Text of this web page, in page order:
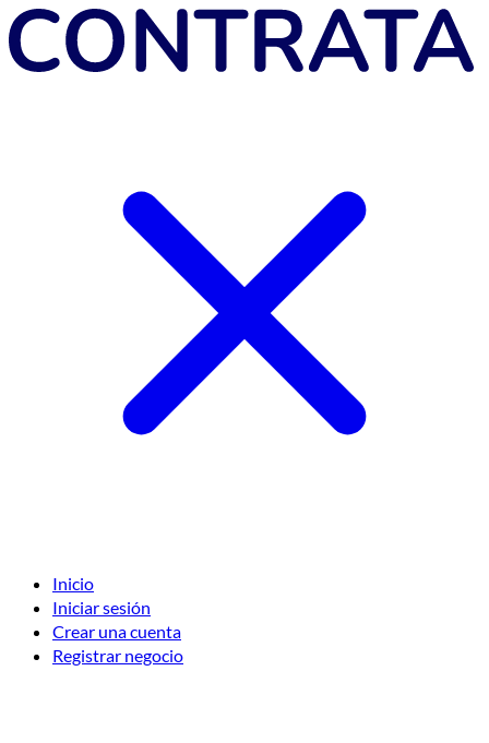
Inicio
Iniciar sesión
Crear una cuenta
Registrar negocio